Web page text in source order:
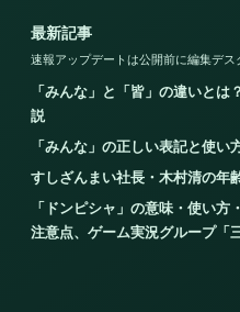
最新記事
速報アップデートは公開前に編集デス
「みんな」と「皆」の違いと
説
「みんな」の正しい表記と使い
すしざんまい社長・木村清の年
「ドンピシャ」の意味・使い
注意点、ゲーム実況グループ「